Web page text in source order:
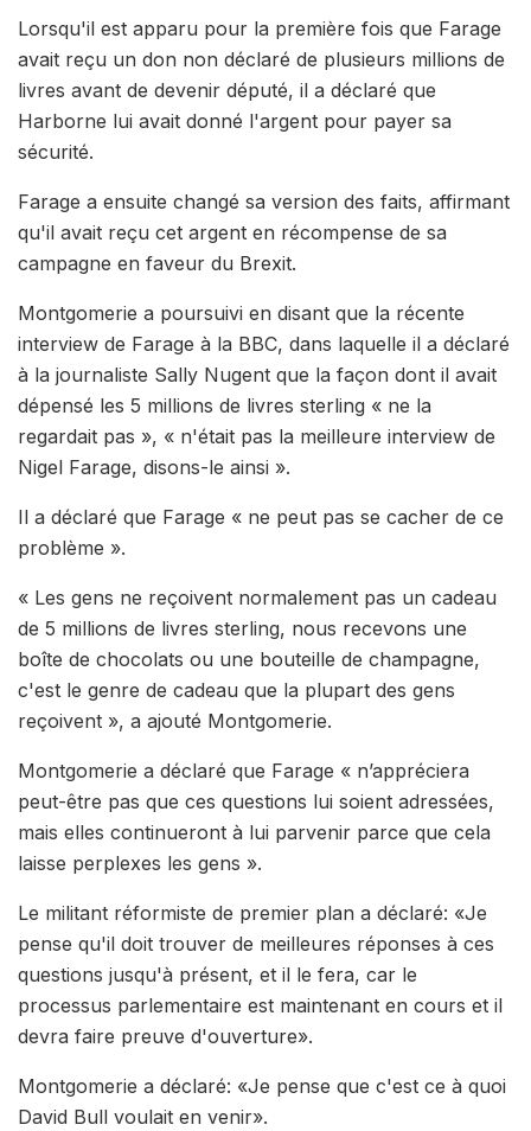
Lorsqu'il est apparu pour la première fois que Farage
avait reçu un don non déclaré de plusieurs millions de
livres avant de devenir député, il a déclaré que
Harborne lui avait donné l'argent pour payer sa
sécurité.
Farage a ensuite changé sa version des faits, affirmant
qu'il avait reçu cet argent en récompense de sa
campagne en faveur du Brexit.
Montgomerie a poursuivi en disant que la récente
interview de Farage à la BBC, dans laquelle il a déclaré
à la journaliste Sally Nugent que la façon dont il avait
dépensé les 5 millions de livres sterling « ne la
regardait pas », « n'était pas la meilleure interview de
Nigel Farage, disons-le ainsi ».
Il a déclaré que Farage « ne peut pas se cacher de ce
problème ».
« Les gens ne reçoivent normalement pas un cadeau
de 5 millions de livres sterling, nous recevons une
boîte de chocolats ou une bouteille de champagne,
c'est le genre de cadeau que la plupart des gens
reçoivent », a ajouté Montgomerie.
Montgomerie a déclaré que Farage « n’appréciera
peut-être pas que ces questions lui soient adressées,
mais elles continueront à lui parvenir parce que cela
laisse perplexes les gens ».
Le militant réformiste de premier plan a déclaré: «Je
pense qu'il doit trouver de meilleures réponses à ces
questions jusqu'à présent, et il le fera, car le
processus parlementaire est maintenant en cours et il
devra faire preuve d'ouverture».
Montgomerie a déclaré: «Je pense que c'est ce à quoi
David Bull voulait en venir».